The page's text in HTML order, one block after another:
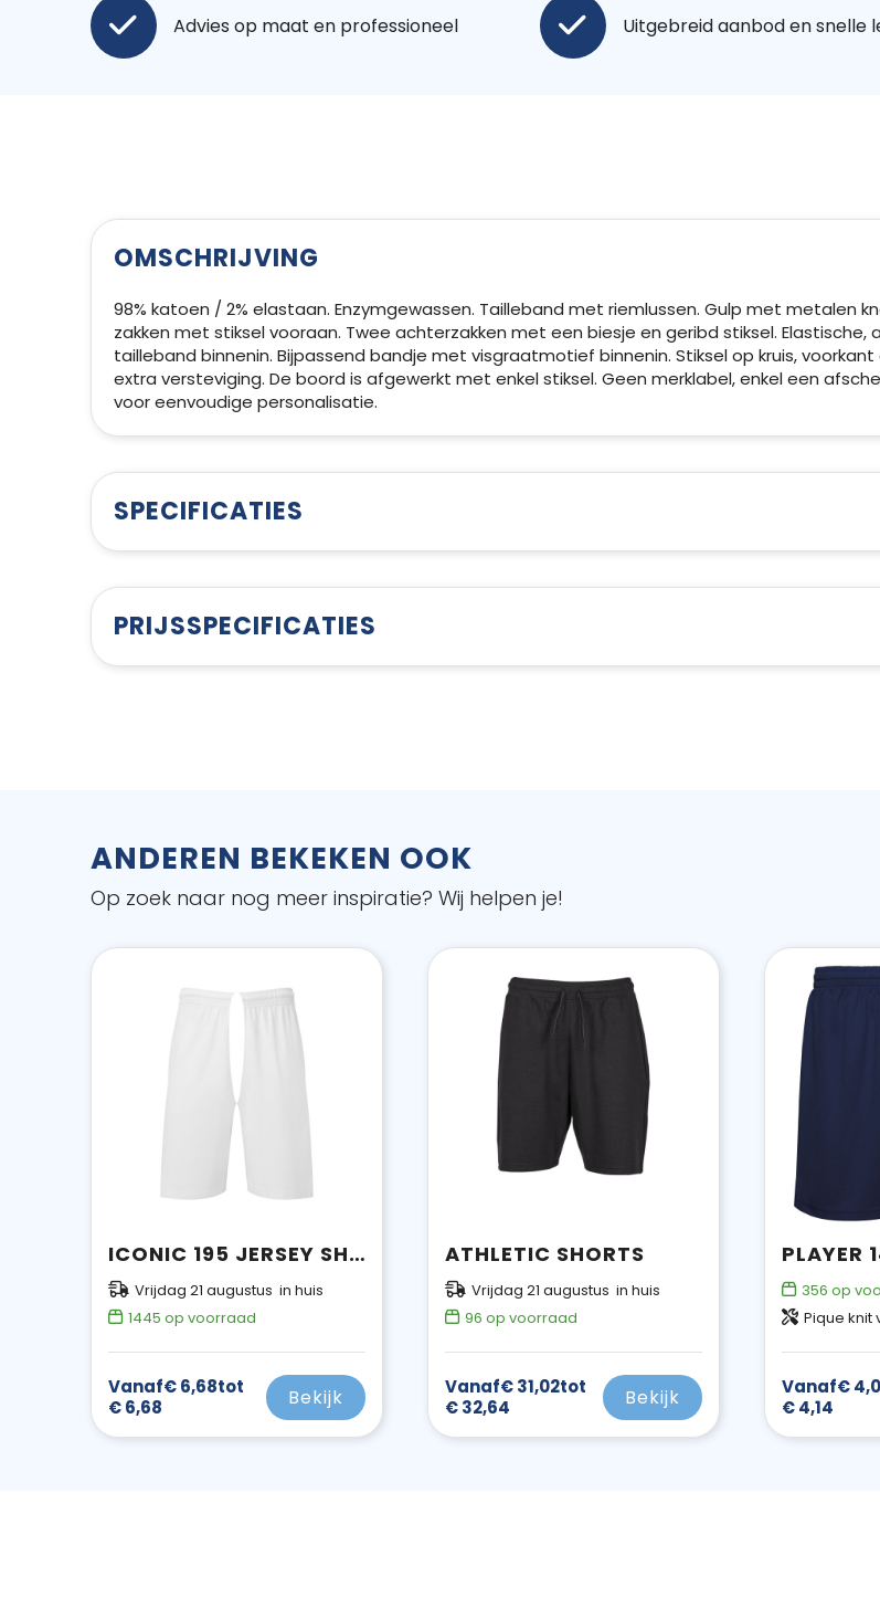
Advies op maat en professioneel Uitgebreid aanbod en snelle
OMSCHRIJVING
98% katoen / 2% elastaan. Enzymgewassen. Tailleband met riemlussen. Gulp met metalen
zakken met stiksel vooraan. Twee achterzakken met een biesje en geribd stiksel. Elastische,
tailleband binnenin. Bijpassend bandje met visgraatmotief binnenin. Stiksel op kruis,
extra versteviging. De boord is afgewerkt met enkel stiksel. Geen merklabel, enkel een
voor eenvoudige personalisatie.
SPECIFICATIES
PRIJSSPECIFICATIES
ANDEREN BEKEKEN OOK
Op zoek naar nog meer inspiratie? Wij helpen je!
ICONIC 195 JERSEY SHORTS
Vrijdag 21 augustus in huis
1445 op voorraad
Vanaf€ 6,68tot
€ 6,68
Bekijk
ATHLETIC SHORTS
Vrijdag 21 augustus in huis
96 op voorraad
Vanaf€ 31,02tot
€ 32,64
Bekijk
356 op
Pique knit
Vanaf€
€ 4,14